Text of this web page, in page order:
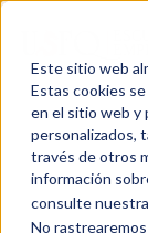
Este sitio web
Estas cookies
en el sitio web y
personalizados,
través de otros
información
consulte nuestra
No